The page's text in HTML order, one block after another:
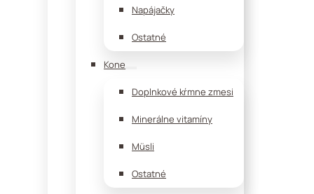
Napájačky
Ostatné
Kone
Doplnkové kŕmne zmesi
Minerálne vitamíny
Müsli
Ostatné